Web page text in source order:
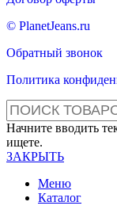
© PlanetJeans.ru
Обратный звонок
Политика
Начните вводить
ищете.
ЗАКРЫТЬ
Меню
Каталог